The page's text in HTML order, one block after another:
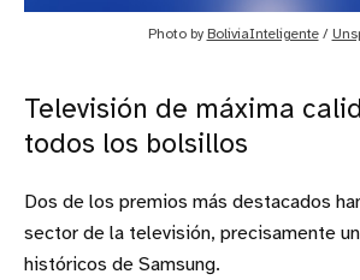
Photo by BoliviaInteligente /
Televisión de máxima
todos los bolsillos
Dos de los premios más destacados
sector de la televisión, precisamente
históricos de Samsung.